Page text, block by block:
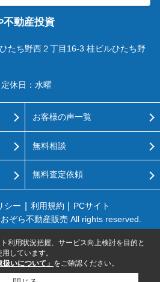
不動産投資
たち野西２丁目16-3 桂ビルひたち野
定休日：水曜
お客様の声一覧
無料相談
無料査定依頼
シー 利用規約
PCサイト
ぞら不動産販売 All rights reserved.
利用状況把握、サービス向上検討を目的と
しています。
扱いについて」 をご確認ください。